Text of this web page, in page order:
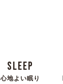
SLEEP
心地よい眠り